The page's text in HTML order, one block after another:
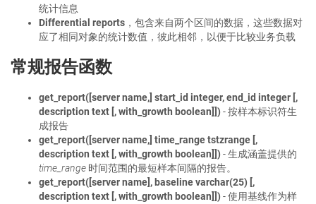
统计信息
Differential reports ，包含来自两个区间的数据，这些数据对
应了相同对象的统计数值，彼此相邻，以便于比较业务负载
常规报告函数
get_report([server name,] start_id integer, end_id integer [,
description text [, with_growth boolean]]) - 按样本标识符生
成报告
get_report([server name,] time_range tstzrange [,
description text [, with_growth boolean]]) - 生成涵盖提供的
time_range 时间范围的最短样本间隔的报告。
get_report([server name], baseline varchar(25) [,
description text [, with_growth boolean]]) - 使用基线作为样